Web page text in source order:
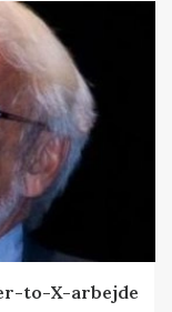
to-X-arbejde